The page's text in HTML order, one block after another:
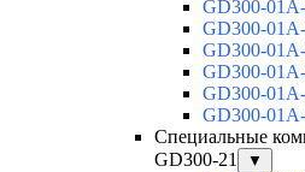
GD300-
GD300-
GD300-
GD300-
GD300-
GD300-
Специальные
GD300-21
▼